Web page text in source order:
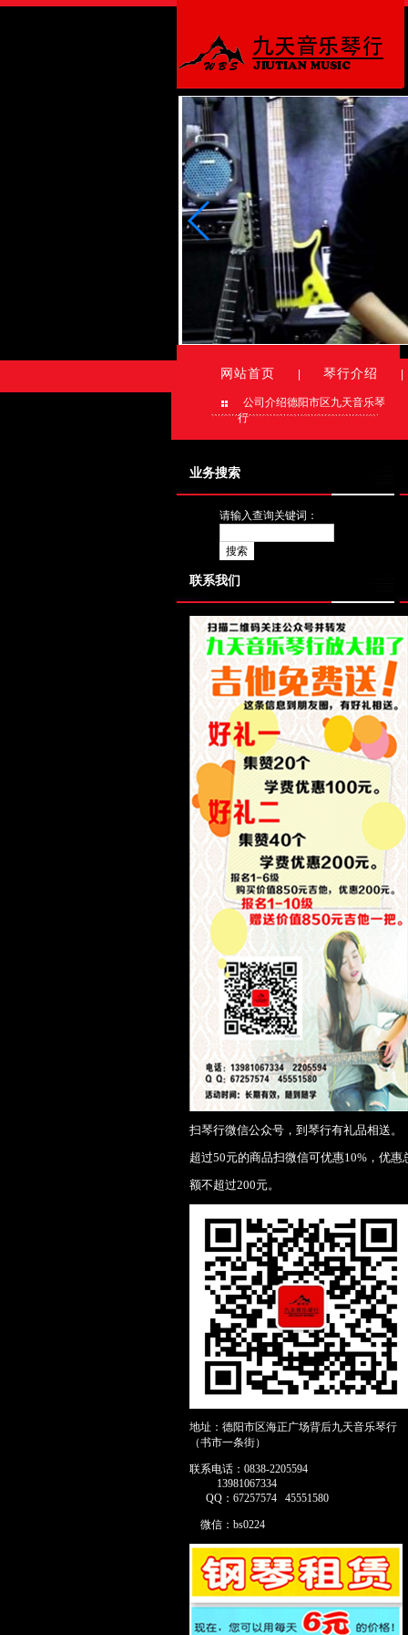
网站首页 琴行介绍
公司介绍德阳市区九天音乐琴
行
业务搜索
请输入查询关键词：
联系我们
扫琴行微信公众号，到琴行有礼品相送。
超过50元的商品扫微信可优惠10%，优惠
额不超过200元。
地址：德阳市区海正广场背后九天音乐琴行
（书市一条街）
联系电话：0838-2205594
13981067334
QQ：67257574 45551580
微信：bs0224